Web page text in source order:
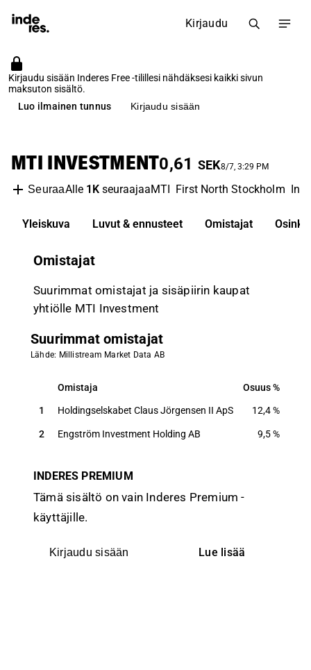
Kirjaudu
Kirjaudu sisään Inderes Free -tilillesi nähdäksesi kaikki sivun
maksuton sisältö.
Luo ilmainen tunnus
Kirjaudu sisään
MTI INVESTMENT0,61 SEK8/7, 3:29 PM
SeuraaAlle 1KseuraajaaMTI First North Stockholm
Yleiskuva Luvut & ennusteet Omistajat Osinko
Omistajat
Suurimmat omistajat ja sisäpiirin kaupat
yhtiölle MTI Investment
Suurimmat omistajat
Lähde: Millistream Market Data AB
Omistaja Osuus
Omistaja Osuus
1 Holdingselskabet Claus Jörgensen II ApS 12,4%
2 Engström Investment Holding AB 9,5%
INDERES PREMIUM
Tämä sisältö on vain Inderes Premium -
käyttäjille.
Kirjaudu sisään Lue lisää